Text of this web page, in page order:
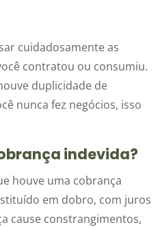
cuidadosamente as
contratou ou consumiu.
duplicidade de
nunca fez negócios, isso
indevida?
houve uma cobrança
em dobro, com juros
cause constrangimentos,